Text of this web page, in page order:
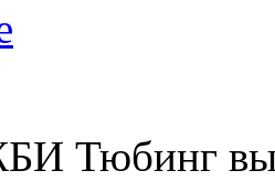
Тюбинг